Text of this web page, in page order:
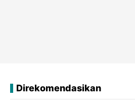
Direkomendasikan